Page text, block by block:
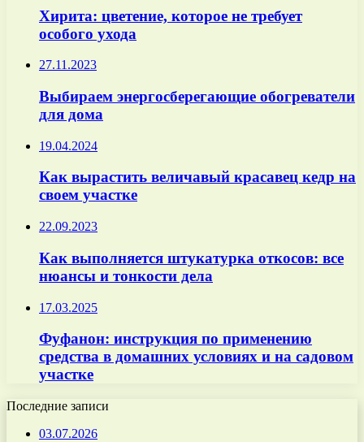
Хирита: цветение, которое не требует
особого ухода
27.11.2023
Выбираем энергосберегающие обогреватели
для дома
19.04.2024
Как вырастить величавый красавец кедр на
своем участке
22.09.2023
Как выполняется штукатурка откосов: все
нюансы и тонкости дела
17.03.2025
Фуфанон: инструкция по применению
средства в домашних условиях и на садовом
участке
Последние записи
03.07.2026